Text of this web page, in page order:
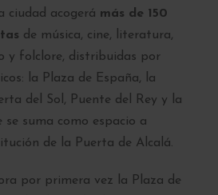
ciudad acogerá más de 150
de música, cine, literatura,
y folclore, distribuidas por
la Plaza de España, la
del Sol, Puente del Rey y la
se suma como espacio a
de la Puerta de Alcalá.
por primera vez la Plaza de